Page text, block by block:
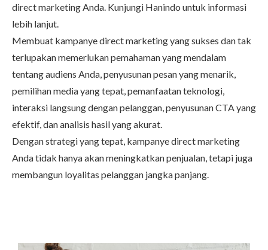
direct marketing Anda. Kunjungi Hanindo untuk informasi
lebih lanjut.
Membuat kampanye direct marketing yang sukses dan tak
terlupakan memerlukan pemahaman yang mendalam
tentang audiens Anda, penyusunan pesan yang menarik,
pemilihan media yang tepat, pemanfaatan teknologi,
interaksi langsung dengan pelanggan, penyusunan CTA yang
efektif, dan analisis hasil yang akurat.
Dengan strategi yang tepat, kampanye direct marketing
Anda tidak hanya akan meningkatkan penjualan, tetapi juga
membangun loyalitas pelanggan jangka panjang.